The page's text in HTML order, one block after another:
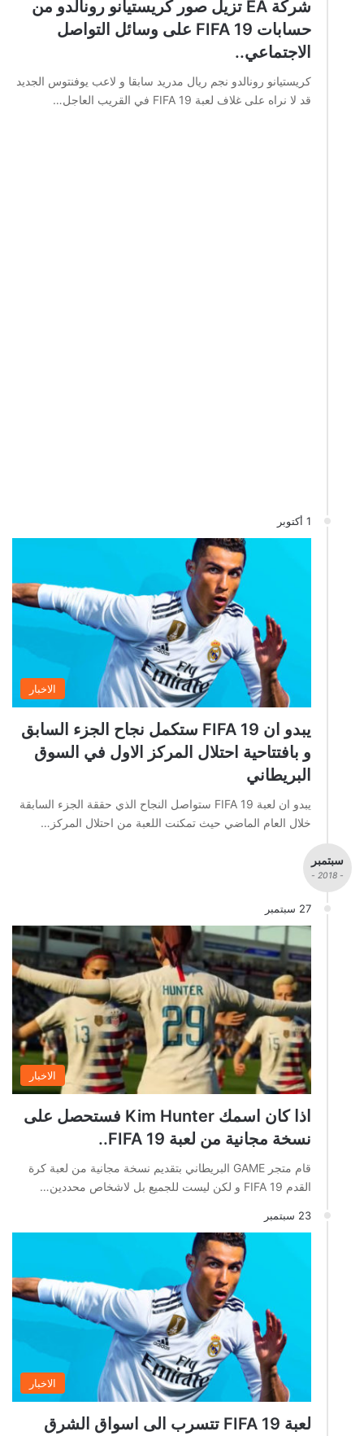
شركة EA تزيل صور كريستيانو رونالدو من
حسابات FIFA 19 على وسائل التواصل
الاجتماعي..
كريستيانو رونالدو نجم ريال مدريد سابقا و لاعب يوفنتوس الجديد
قد لا نراه على غلاف لعبة FIFA 19 في القريب العاجل…
1 أكتوبر
الاخبار
يبدو ان FIFA 19 ستكمل نجاح الجزء السابق
و بافتتاحية احتلال المركز الاول في السوق
البريطاني
يبدو ان لعبة FIFA 19 ستواصل النجاح الذي حققة الجزء السابقة
خلال العام الماضي حيث تمكنت اللعبة من احتلال المركز…
سبتمبر
- 2018 -
27 سبتمبر
الاخبار
اذا كان اسمك Kim Hunter فستحصل على
نسخة مجانية من لعبة FIFA 19..
قام متجر GAME البريطاني بتقديم نسخة مجانية من لعبة كرة
القدم FIFA 19 و لكن ليست للجميع بل لاشخاص محددين…
23 سبتمبر
الاخبار
لعبة FIFA 19 تتسرب الى اسواق الشرق